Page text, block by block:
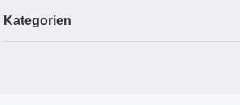
Kategorien